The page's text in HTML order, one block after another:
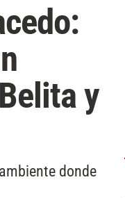
y
donde